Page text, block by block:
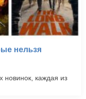
нельзя
каждая из